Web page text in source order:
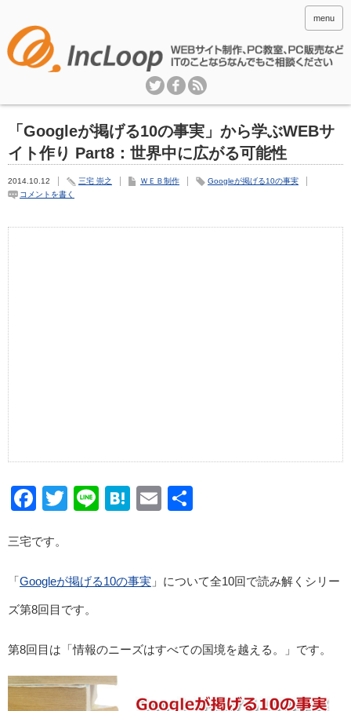
menu
「Googleが掲げる10の事実」から学ぶWEBサ
イト作り Part8：世界中に広がる可能性
2014.10.12 三宅 崇之 ＷＥＢ制作
Googleが掲げる10の事実
コメントを書く
Facebook
Twitter
LineHatena
Email
三宅です。
「Googleが掲げる10の事実 」について全10回で読み解くシリー
ズ第8回目です。
第8回目は「情報のニーズはすべての国境を越える。」です。